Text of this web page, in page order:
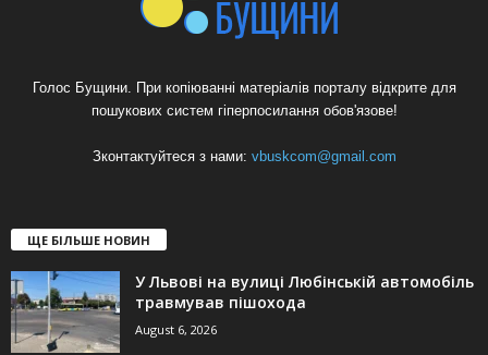
Голос Бущини. При копіюванні матеріалів порталу відкрите для
пошукових систем гіперпосилання обов'язове!
Зконтактуйтеся з нами: vbuskcom@gmail.com
ЩЕ БІЛЬШЕ НОВИН
У Львові на вулиці Любінській автомобіль
травмував пішохода
August 6, 2026